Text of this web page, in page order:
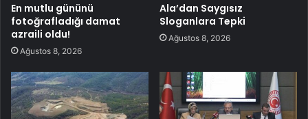
En mutlu gününü
fotoğrafladığı damat
azraili oldu!
Ağustos 8, 2026
Ala’dan Saygısız
Sloganlara Tepki
Ağustos 8, 2026